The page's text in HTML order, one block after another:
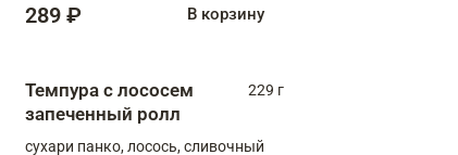
289 ₽ В корзину
Темпура с лососем
запеченный ролл
229 г
сухари панко, лосось, сливочный